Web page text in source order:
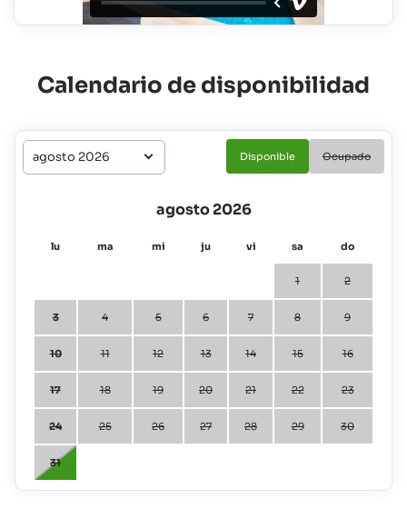
Calendario de disponibilidad
Disponible Ocupado
agosto 2026
lu ma mi ju vi sa do
1 2
3 4 5 6 7 8 9
10 11 12 13 14 15 16
17 18 19 20 21 22 23
24 25 26 27 28 29 30
31